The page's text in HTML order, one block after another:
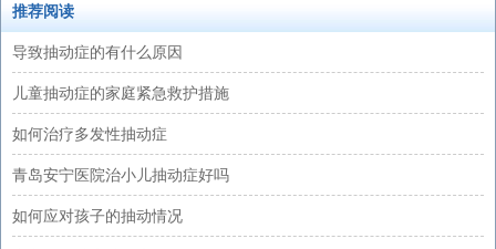
推荐阅读
导致抽动症的有什么原因
儿童抽动症的家庭紧急救护措施
如何治疗多发性抽动症
青岛安宁医院治小儿抽动症好吗
如何应对孩子的抽动情况